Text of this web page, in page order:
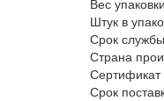
Штук в
Срок службы
Страна
Сертификат
Срок